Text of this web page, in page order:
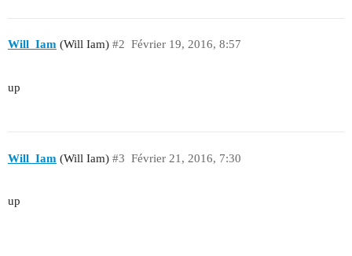
Will_Iam (Will Iam) Février 19, 2016, 8:57
#2
up
Will_Iam (Will Iam) Février 21, 2016, 7:30
#3
up